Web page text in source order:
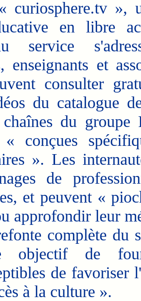
curiosphere.tv »,
en libre
service
enseignants et
consulter
du catalogue
du groupe
« conçues
». Les
de
et peuvent «
approfondir leur
complète du
objectif de
de favoriser
à la culture ».